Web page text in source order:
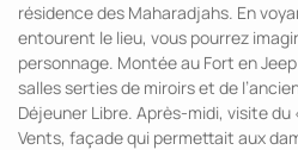
résidence des Maharadjahs. En
entourent le lieu, vous pourrez
personnage. Montée au Fort en
salles serties de miroirs et de
Déjeuner Libre. Après-midi, visite du
Vents, façade qui permettait aux